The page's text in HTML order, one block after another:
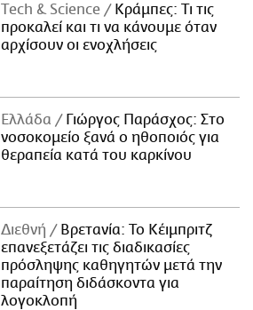
Τech & Science
Κράμπες: Τι τις
προκαλεί και τι να κάνουμε όταν
αρχίσουν οι ενοχλήσεις
Ελλάδα
Γιώργος Παράσχος: Στο
νοσοκομείο ξανά ο ηθοποιός για
θεραπεία κατά του καρκίνου
Διεθνή
Βρετανία: Το Κέιμπριτζ
επανεξετάζει τις διαδικασίες
πρόσληψης καθηγητών μετά την
παραίτηση διδάσκοντα για
λογοκλοπή